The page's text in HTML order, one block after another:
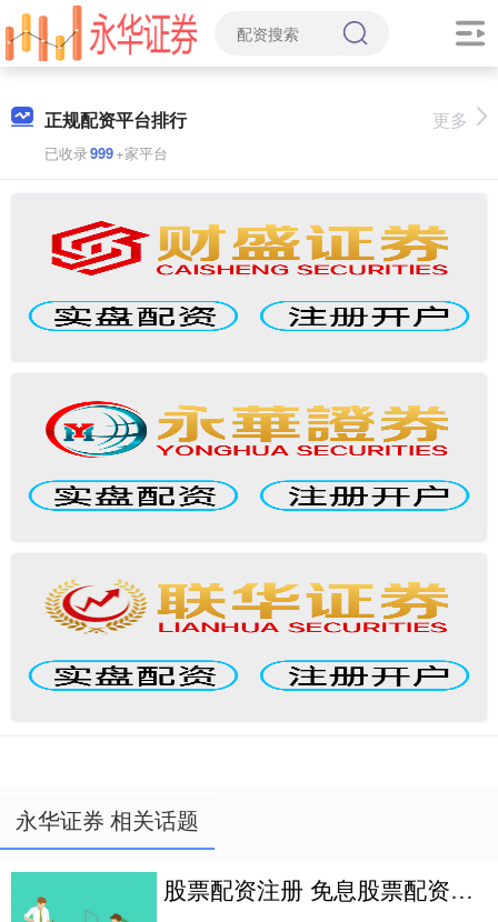
正规配资平台排行
已收录999+家平台
更多
永华证券 相关话题
股票配资注册 免息股票配资：零成本撬动财富杠杆